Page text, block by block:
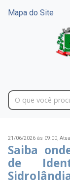
Mapa do Site
21/06/2026 às 09:00,
Saiba
de